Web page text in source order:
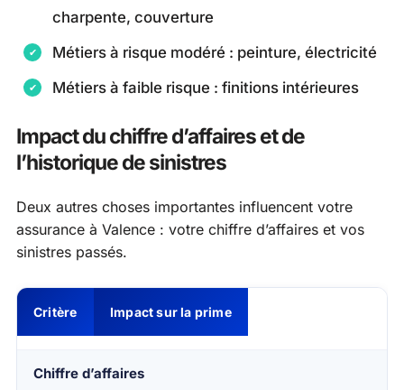
charpente, couverture
Métiers à risque modéré : peinture, électricité
Métiers à faible risque : finitions intérieures
Impact du chiffre d’affaires et de
l’historique de sinistres
Deux autres choses importantes influencent votre
assurance à Valence : votre chiffre d’affaires et vos
sinistres passés.
Critère Impact sur la prime
Chiffre d’affaires